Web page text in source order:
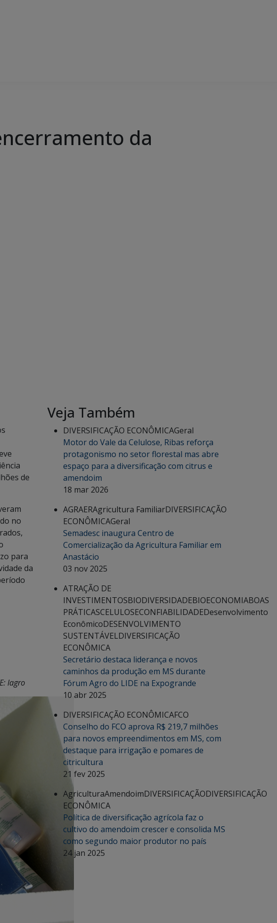
da
de
no
para
da
Iagro
Veja Também
DIVERSIFICAÇÃO ECONÔMICAGeral
Motor do Vale da Celulose, Ribas reforça
protagonismo no setor florestal mas abre
espaço para a diversificação com citrus e
amendoim
18 mar 2026
AGRAERAgricultura FamiliarDIVERSIFICAÇÃO
ECONÔMICAGeral
Semadesc inaugura Centro de
Comercialização da Agricultura Familiar em
Anastácio
03 nov 2025
ATRAÇÃO DE
INVESTIMENTOSBIODIVERSIDADEBIOECONOMIABOAS
PRÁTICASCELULOSECONFIABILIDADEDesenvolvimento
EconômicoDESENVOLVIMENTO
SUSTENTÁVELDIVERSIFICAÇÃO
ECONÔMICA
Secretário destaca liderança e novos
caminhos da produção em MS durante
Fórum Agro do LIDE na Expogrande
10 abr 2025
DIVERSIFICAÇÃO ECONÔMICAFCO
Conselho do FCO aprova R$ 219,7 milhões
para novos empreendimentos em MS, com
destaque para irrigação e pomares de
citricultura
21 fev 2025
AgriculturaAmendoimDIVERSIFICAÇÃODIVERSIFICAÇÃO
ECONÔMICA
Política de diversificação agrícola faz o
cultivo do amendoim crescer e consolida MS
como segundo maior produtor no país
24 jan 2025